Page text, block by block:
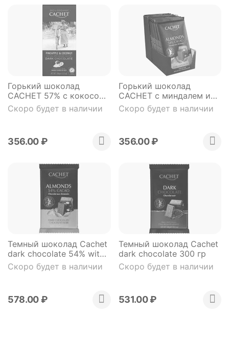
Горький шоколад
CACHET 57% с кокосом
и ананасом
(органический продукт)
Скоро будет в наличии
356.00₽
Горький шоколад
CACHET с миндалем и
вишней 57%
(органический продукт)
Скоро будет в наличии
356.00₽
Темный шоколад Cachet
dark chocolate 54% with
almonds с миндалем 300
гр
Скоро будет в наличии
578.00₽
Темный шоколад Cachet
dark chocolate 300 гр
Скоро будет в наличии
531.00₽